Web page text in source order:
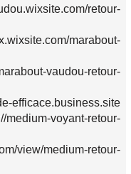
retour-
marabout-
vaudou-retour-
efficace.business.site
voyant-retour-
view/medium-retour-